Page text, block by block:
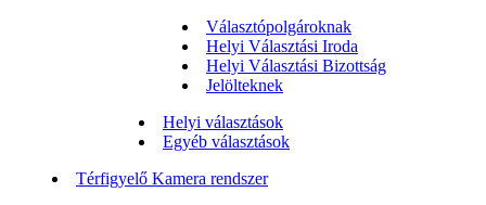
Választópolgároknak
Helyi Választási Iroda
Helyi Választási Bizottság
Jelölteknek
Helyi választások
Egyéb választások
Térfigyelő Kamera rendszer